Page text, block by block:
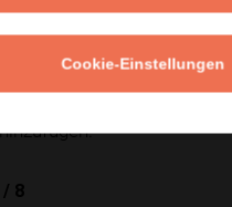
darin anbraten, bis es
/8
/ 8
Cookie-Einstellungen